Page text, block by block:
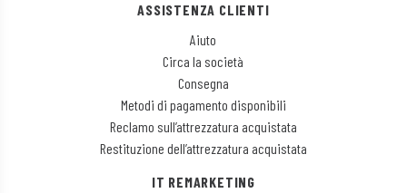
ASSISTENZA CLIENTI
Aiuto
Circa la società
Consegna
Metodi di pagamento disponibili
Reclamo sull’attrezzatura acquistata
Restituzione dell’attrezzatura acquistata
IT REMARKETING